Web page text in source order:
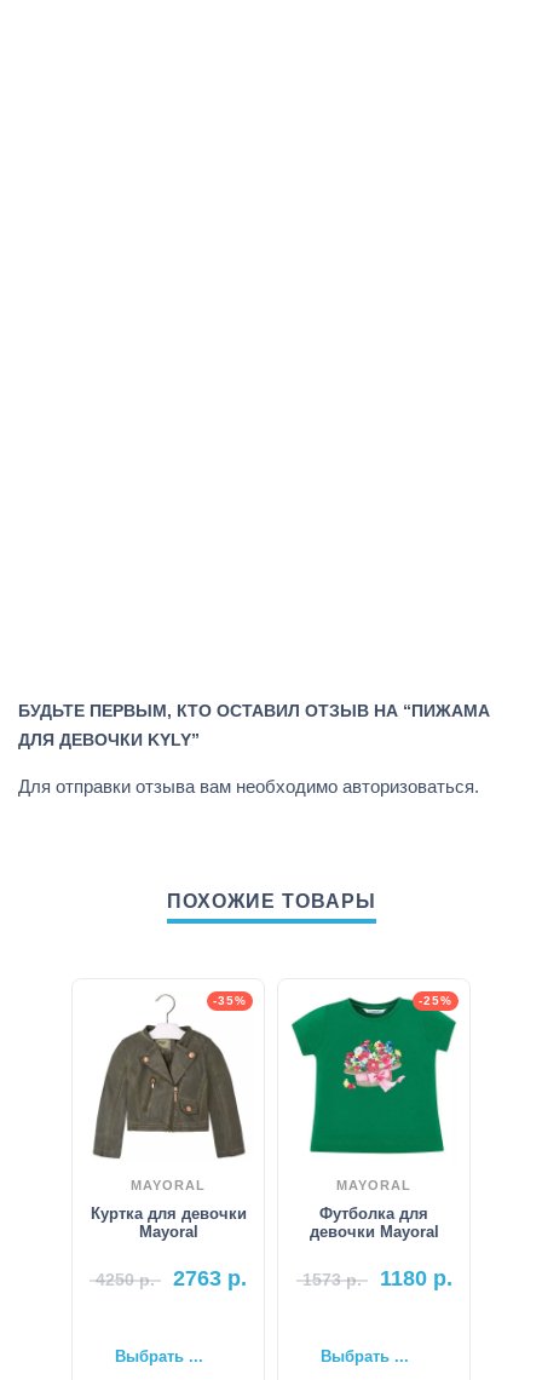
БУДЬТЕ ПЕРВЫМ, КТО ОСТАВИЛ ОТЗЫВ НА “ПИЖАМА
ДЛЯ ДЕВОЧКИ KYLY”
Для отправки отзыва вам необходимо авторизоваться.
ПОХОЖИЕ ТОВАРЫ
-35%
MAYORAL
Куртка для девочки
Mayoral
4250р. 2763 р.
Выбрать ...
-25%
MAYORAL
Футболка для
девочки Mayoral
1573р. 1180р.
Выбрать ...